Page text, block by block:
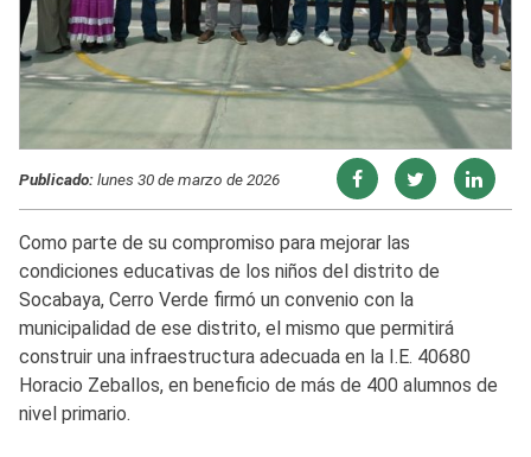
Publicado:lunes 30 de marzo de 2026
Como parte de su compromiso para mejorar las
condiciones educativas de los niños del distrito de
Socabaya, Cerro Verde firmó un convenio con la
municipalidad de ese distrito, el mismo que permitirá
construir una infraestructura adecuada en la I.E. 40680
Horacio Zeballos, en beneficio de más de 400 alumnos de
nivel primario.